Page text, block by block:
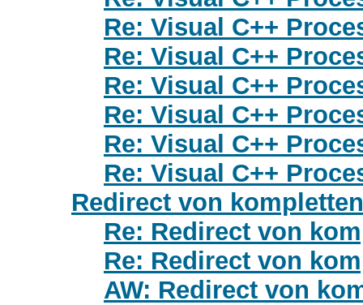
Re: Visual C++
Re: Visual C++
Re: Visual C++
Re: Visual C++
Re: Visual C++
Re: Visual C++
Redirect von
Re: Redirect von
Re: Redirect von
AW: Redirect von